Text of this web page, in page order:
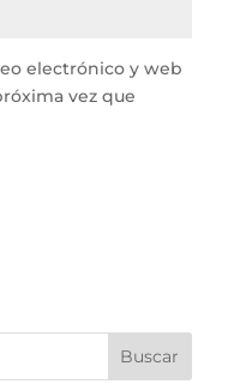
electrónico y web
vez que